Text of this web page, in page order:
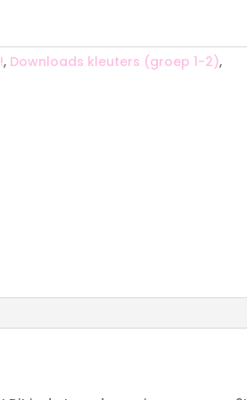
, Downloads kleuters (groep 1-2),